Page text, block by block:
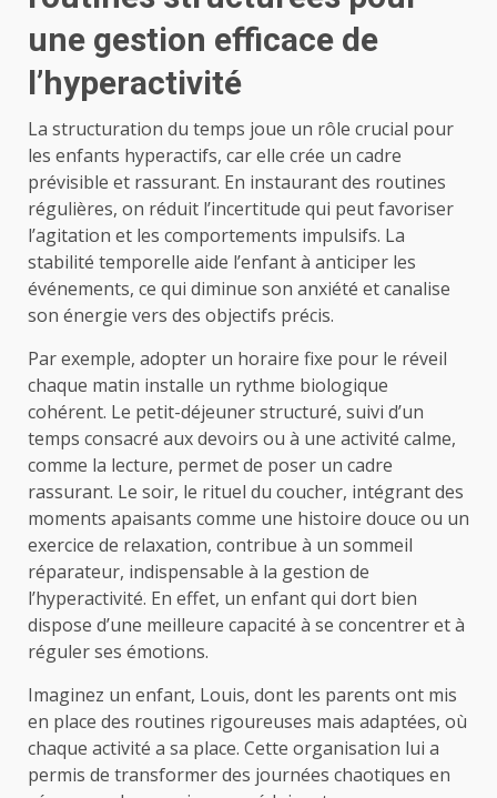
une gestion efficace de
l’hyperactivité
La structuration du temps joue un rôle crucial pour
les enfants hyperactifs, car elle crée un cadre
prévisible et rassurant. En instaurant des routines
régulières, on réduit l’incertitude qui peut favoriser
l’agitation et les comportements impulsifs. La
stabilité temporelle aide l’enfant à anticiper les
événements, ce qui diminue son anxiété et canalise
son énergie vers des objectifs précis.
Par exemple, adopter un horaire fixe pour le réveil
chaque matin installe un rythme biologique
cohérent. Le petit-déjeuner structuré, suivi d’un
temps consacré aux devoirs ou à une activité calme,
comme la lecture, permet de poser un cadre
rassurant. Le soir, le rituel du coucher, intégrant des
moments apaisants comme une histoire douce ou un
exercice de relaxation, contribue à un sommeil
réparateur, indispensable à la gestion de
l’hyperactivité. En effet, un enfant qui dort bien
dispose d’une meilleure capacité à se concentrer et à
réguler ses émotions.
Imaginez un enfant, Louis, dont les parents ont mis
en place des routines rigoureuses mais adaptées, où
chaque activité a sa place. Cette organisation lui a
permis de transformer des journées chaotiques en